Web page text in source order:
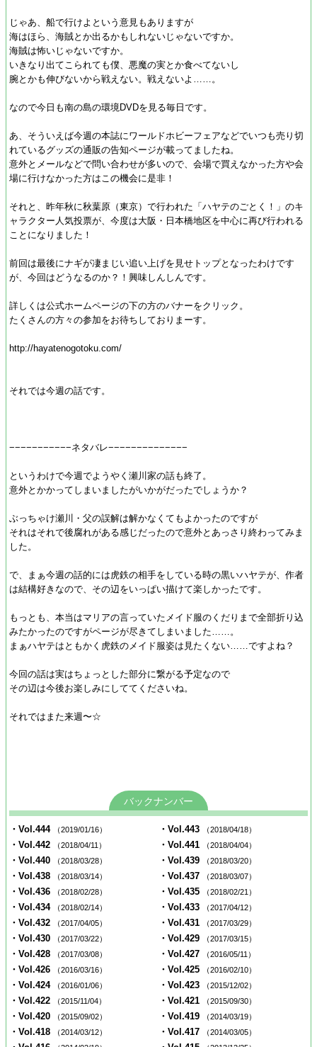
じゃあ、船で行けよという意見もありますが
海はほら、海賊とか出るかもしれないじゃないですか。
海賊は怖いじゃないですか。
いきなり出てこられても僕、悪魔の実とか食べてないし
腕とかも伸びないから戦えない。戦えないよ……。
なので今日も南の島の環境DVDを見る毎日です。
あ、そういえば今週の本誌にワールドホビーフェアなどでいつも売り切
れているグッズの通販の告知ページが載ってましたね。
意外とメールなどで問い合わせが多いので、会場で買えなかった方や会
場に行けなかった方はこの機会に是非！
それと、昨年秋に秋葉原（東京）で行われた「ハヤテのごとく！」のキ
ャラクター人気投票が、今度は大阪・日本橋地区を中心に再び行われる
ことになりました！
前回は最後にナギが凄まじい追い上げを見せトップとなったわけです
が、今回はどうなるのか？！興味しんしんです。
詳しくは公式ホームページの下の方のバナーをクリック。
たくさんの方々の参加をお待ちしておりまーす。
http://hayatenogotoku.com/
それでは今週の話です。
−−−−−−−−−−−ネタバレ−−−−−−−−−−−−−−
というわけで今週でようやく瀬川家の話も終了。
意外とかかってしまいましたがいかがだったでしょうか？
ぶっちゃけ瀬川・父の誤解は解かなくてもよかったのですが
それはそれで後腐れがある感じだったので意外とあっさり終わってみま
した。
で、まぁ今週の話的には虎鉄の相手をしている時の黒いハヤテが、作者
は結構好きなので、その辺をいっぱい描けて楽しかったです。
もっとも、本当はマリアの言っていたメイド服のくだりまで全部折り込
みたかったのですがページが尽きてしまいました……。
まぁハヤテはともかく虎鉄のメイド服姿は見たくない……ですよね？
今回の話は実はちょっとした部分に繋がる予定なので
その辺は今後お楽しみにしててくださいね。
それではまた来週〜☆
バックナンバー
・Vol.444 （2019/01/16） ・Vol.443 （2018/04/18）
・Vol.442 （2018/04/11） ・Vol.441 （2018/04/04）
・Vol.440 （2018/03/28） ・Vol.439 （2018/03/20）
・Vol.438 （2018/03/14） ・Vol.437 （2018/03/07）
・Vol.436 （2018/02/28） ・Vol.435 （2018/02/21）
・Vol.434 （2018/02/14） ・Vol.433 （2017/04/12）
・Vol.432 （2017/04/05） ・Vol.431 （2017/03/29）
・Vol.430 （2017/03/22） ・Vol.429 （2017/03/15）
・Vol.428 （2017/03/08） ・Vol.427 （2016/05/11）
・Vol.426 （2016/03/16） ・Vol.425 （2016/02/10）
・Vol.424 （2016/01/06） ・Vol.423 （2015/12/02）
・Vol.422 （2015/11/04） ・Vol.421 （2015/09/30）
・Vol.420 （2015/09/02） ・Vol.419 （2014/03/19）
・Vol.418 （2014/03/12） ・Vol.417 （2014/03/05）